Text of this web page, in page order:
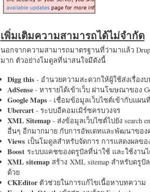
เพิ่มเติมความสามารถได้ไม่จำกัด
นอกจากความสามารถมาตรฐานที่ว่ามาแล้ว
มาก ตัวอย่างโมดูลที่น่าสนใจมีดังนี้
Digg this- อำนวยความสะดวกให้ผู้ใช้ส่งเรื่องบ
AdSense- หารายได้เข้าเว็บ ผ่านโฆษณาของ
Google Maps- เชื่อมข้อมูลเว็บไซต์เข้ากับแผนที่
Ubercart- ระบบอีคอมเมิร์ซครบวงจร
XML Sitemap- ส่งข้อมูลเว็บไซต์ไปยัง search
อื่นๆ อีกมากมาย กับการอัพเดทและพัฒนาขอ
Views เป็นโมดูลสำหรับจัดการ การแสดงผลข
Boost ระบบแคชของดรูปัลที่น่าใช้ และใช้งาน
XML sitemapสร้าง XML sitemap สำหรับดรูปั
ด้วย
CKEditorตัวช่วยในการแก้ไขเนื้อหาบทความ